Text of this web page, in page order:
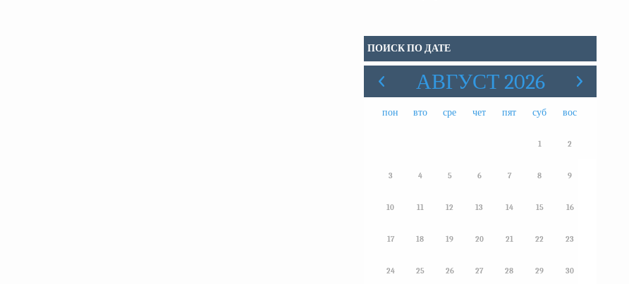
ПОИСК ПО ДАТЕ
АВГУСТ 2026
пон вто сре чет пят суб вос
1 2
3 4 5 6 7 8 9
10 11 12 13 14 15 16
17 18 19 20 21 22 23
24 25 26 27 28 29 30